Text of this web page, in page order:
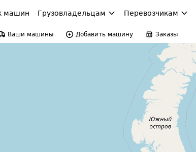
машин Грузовладельцам Перевозчикам
Ваши машины Добавить машину Заказы